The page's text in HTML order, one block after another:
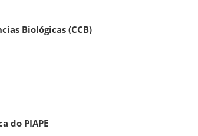
Biológicas (CCB)
do PIAPE